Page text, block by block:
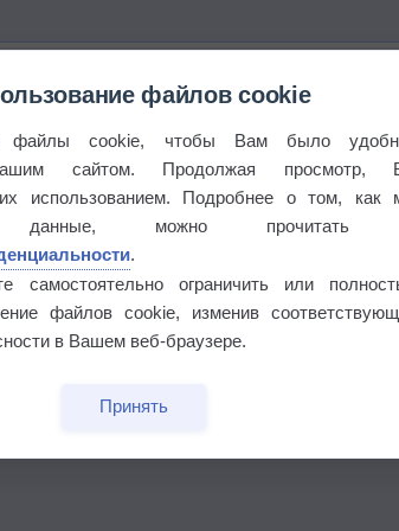
файлов cookie
файлы cookie, чтобы Вам было
сайтом. Продолжая просмотр,
использованием. Подробнее о том, как
данные, можно прочитать
.
самостоятельно ограничить или
файлов cookie, изменив
в Вашем веб-браузере.
Принять